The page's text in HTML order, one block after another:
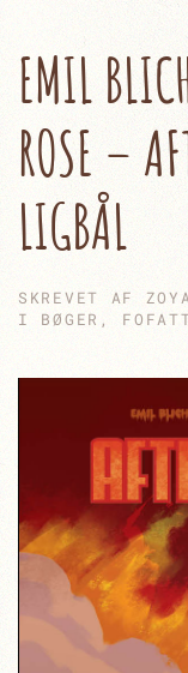
EMIL
ROSE –
LIGBÅL
SKREVET AF
I BØGER ,